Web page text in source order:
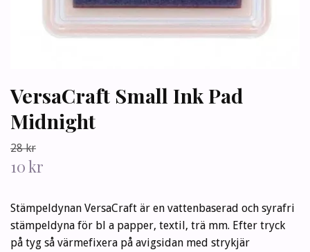
VersaCraft Small Ink Pad
Midnight
28 kr
10 kr
Stämpeldynan VersaCraft är en vattenbaserad och syrafri
stämpeldyna för bl a papper, textil, trä mm. Efter tryck
på tyg så värmefixera på avigsidan med strykjär